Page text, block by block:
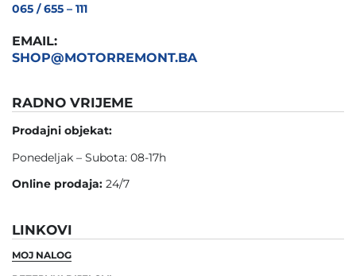
065 / 655 – 111
EMAIL:
SHOP@MOTORREMONT.BA
RADNO VRIJEME
Prodajni objekat:
Ponedeljak – Subota: 08-17h
Online prodaja: 24/7
LINKOVI
MOJ NALOG